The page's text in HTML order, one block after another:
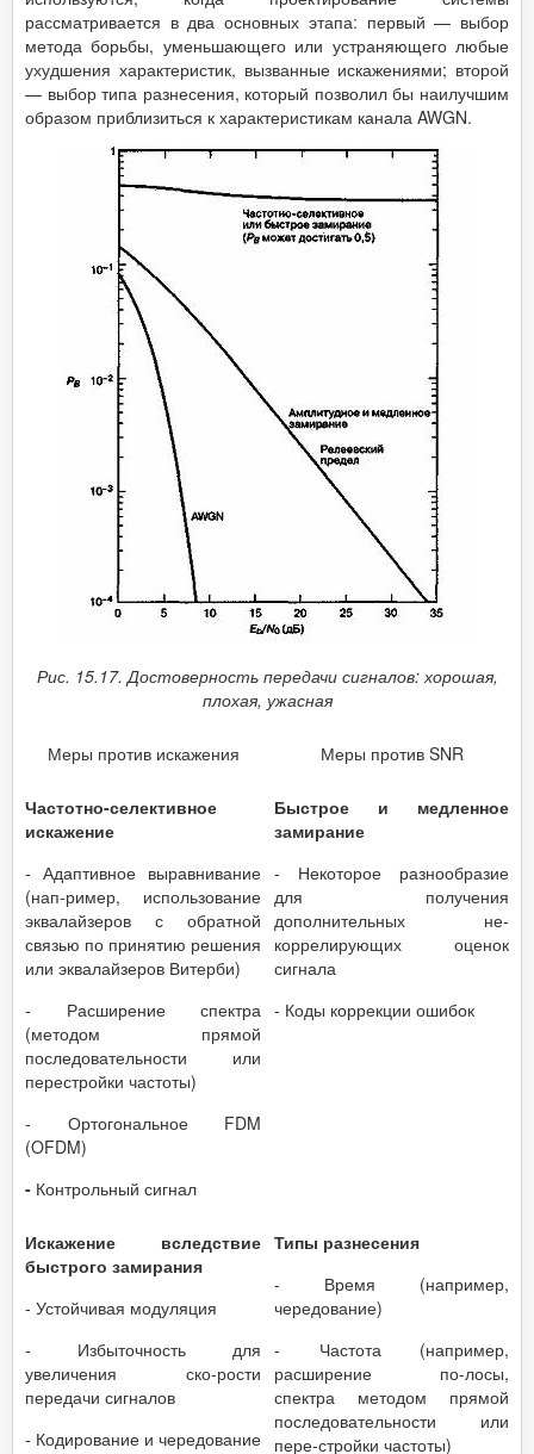
рассматривается в два основных этапа: первый — выбор
метода борьбы, уменьшающего или устраняющего любые
ухудшения характеристик, вызванные искажениями; второй
— выбор типа разнесения, который позволил бы наилучшим
образом приблизиться к характеристикам канала AWGN.
Рис. 15.17. Достоверность передачи сигналов: хорошая,
плохая, ужасная
Меры против искажения Меры против SNR
Частотно-селективное
искажение
- Адаптивное выравнивание
(нап-ример, использование
эквалайзеров с обратной
связью по принятию решения
или эквалайзеров Витерби)
- Расширение спектра
(методом прямой
последовательности или
перестройки частоты)
- Ортогональное FDM
(OFDM)
- Контрольный сигнал
Быстрое и медленное
замирание
- Некоторое разнообразие
для получения
дополнительных не-
коррелирующих оценок
сигнала
- Коды коррекции ошибок
Искажение вследствие
быстрого замирания
- Устойчивая модуляция
- Избыточность для
увеличения ско-рости
передачи сигналов
- Кодирование и чередование
Типы разнесения
- Время (например,
чередование)
- Частота (например,
расширение по-лосы,
спектра методом прямой
последовательности или
пере-стройки частоты)